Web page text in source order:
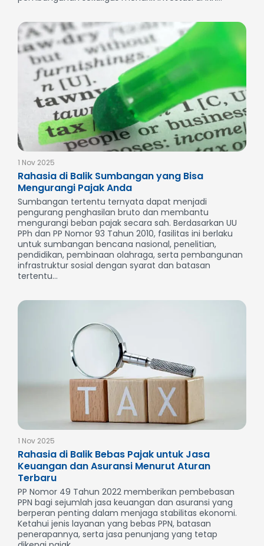
1 Nov 2025
Rahasia di Balik Sumbangan yang Bisa
Mengurangi Pajak Anda
Sumbangan tertentu ternyata dapat menjadi
pengurang penghasilan bruto dan membantu
mengurangi beban pajak secara sah. Berdasarkan UU
PPh dan PP Nomor 93 Tahun 2010, fasilitas ini berlaku
untuk sumbangan bencana nasional, penelitian,
pendidikan, pembinaan olahraga, serta pembangunan
infrastruktur sosial dengan syarat dan batasan
tertentu...
1 Nov 2025
Rahasia di Balik Bebas Pajak untuk Jasa
Keuangan dan Asuransi Menurut Aturan
Terbaru
PP Nomor 49 Tahun 2022 memberikan pembebasan
PPN bagi sejumlah jasa keuangan dan asuransi yang
berperan penting dalam menjaga stabilitas ekonomi.
Ketahui jenis layanan yang bebas PPN, batasan
penerapannya, serta jasa penunjang yang tetap